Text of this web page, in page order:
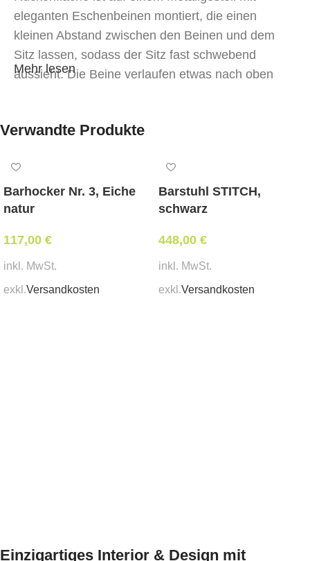
eleganten Eschenbeinen montiert, die einen
kleinen Abstand zwischen den Beinen und dem
Sitz lassen, sodass der Sitz fast schwebend
aussieht. Die Beine verlaufen etwas nach oben
KOLLEKTION besteht aus Stühlen, Bar- und
Mehr lesen
Verwandte Produkte
Barhocker Nr. 3, Eiche
natur
117,00 €
inkl. MwSt.
exkl.Versandkosten
Barstuhl STITCH,
schwarz
448,00 €
inkl. MwSt.
exkl.Versandkosten
Einzigartiges Interior & Design mit